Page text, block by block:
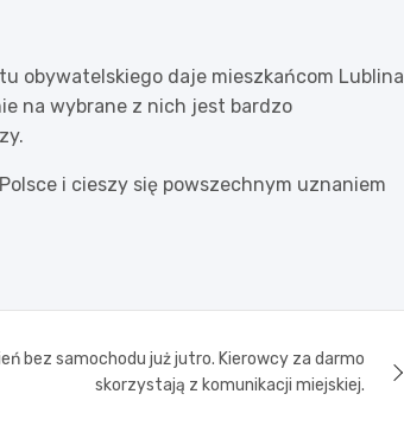
obywatelskiego daje mieszkańcom Lublina
na wybrane z nich jest bardzo
i cieszy się powszechnym uznaniem
bez samochodu już jutro. Kierowcy za darmo
skorzystają z komunikacji miejskiej.